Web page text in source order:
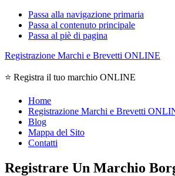
Passa alla navigazione primaria
Passa al contenuto principale
Passa al piè di pagina
Registrazione Marchi e Brevetti ONLINE
⭐ Registra il tuo marchio ONLINE
Home
Registrazione Marchi e Brevetti
Blog
Mappa del Sito
Contatti
Registrare Un Marchio